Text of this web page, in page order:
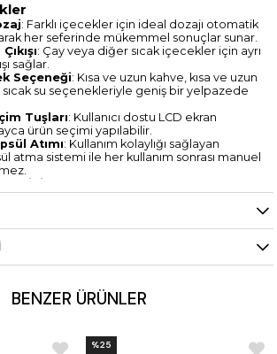
: Farklı içecekler için ideal dozajı otomatik
her seferinde mükemmel sonuçlar sunar.
: Çay veya diğer sıcak içecekler için ayrı
sağlar.
Seçeneği: Kısa ve uzun kahve, kısa ve uzun
su seçenekleriyle geniş bir yelpazede
Tuşları: Kullanıcı dostu LCD ekran
ürün seçimi yapılabilir.
Atımı: Kullanım kolaylığı sağlayan
atma sistemi ile her kullanım sonrası manuel
yükseklik seçeneği.
Modu
su haznesi ve damlalık kabı bulunur.
Lavazza Blue Uyumlu Seçenekler: Farklı
: Julia NP (Nespresso uyumlu)
BENZER ÜRÜNLER
%25